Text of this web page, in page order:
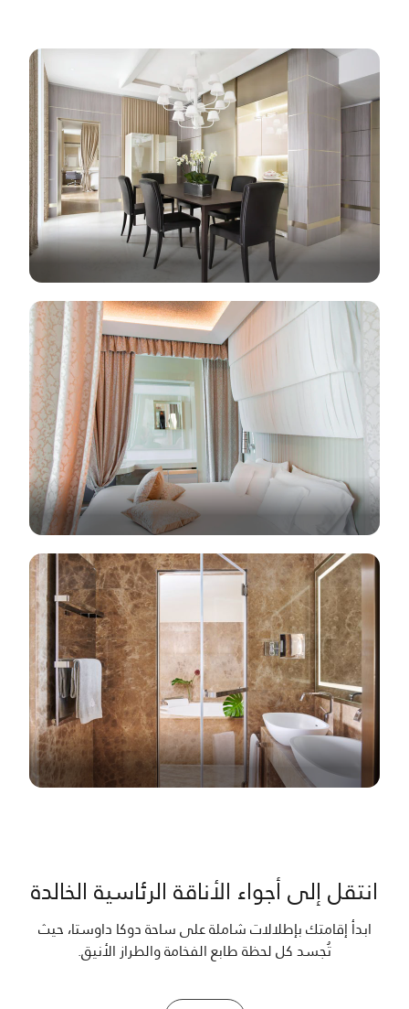
انتقل إلى أجواء الأناقة الرئاسية الخالدة
ابدأ إقامتك بإطلالات شاملة على ساحة دوكا داوستا، حيث
تُجسد كل لحظة طابع الفخامة والطراز الأنيق.